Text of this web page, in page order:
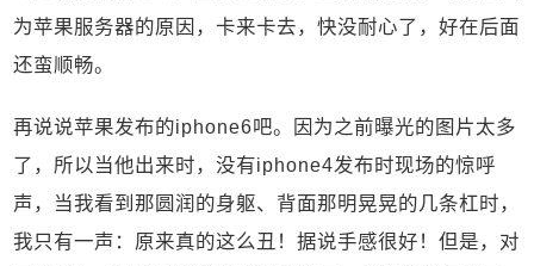
为苹果服务器的原因，卡来卡去，快没耐心了，好在后面
还蛮顺畅。
再说说苹果发布的iphone6吧。因为之前曝光的图片太多
了，所以当他出来时，没有iphone4发布时现场的惊呼
声，当我看到那圆润的身躯、背面那明晃晃的几条杠时，
我只有一声：原来真的这么丑！据说手感很好！但是，对